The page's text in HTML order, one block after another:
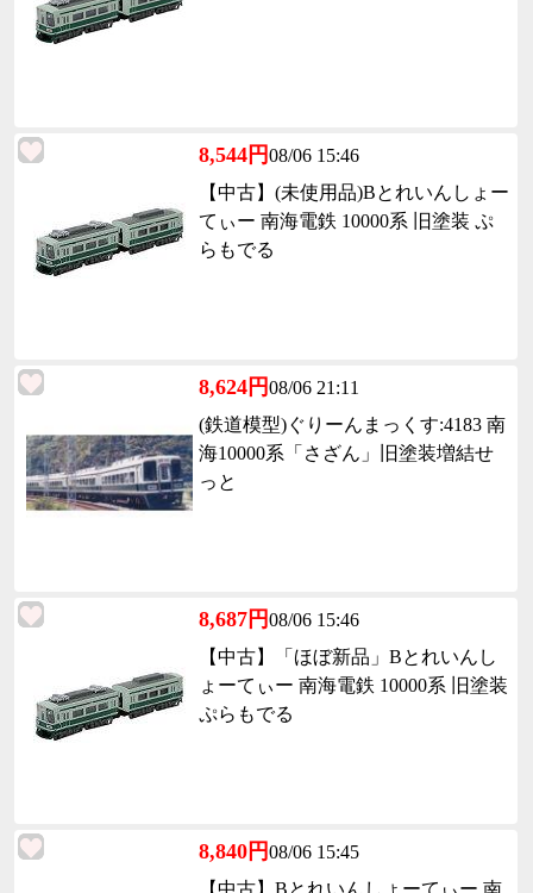
8,544円08/06 15:46
【中古】(未使用品)Bとれいんしょー
てぃー 南海電鉄 10000系 旧塗装 ぷ
らもでる
8,624円08/06 21:11
(鉄道模型)ぐりーんまっくす:4183 南
海10000系「さざん」旧塗装増結せ
っと
8,687円08/06 15:46
【中古】「ほぼ新品」Bとれいんし
ょーてぃー 南海電鉄 10000系 旧塗装
ぷらもでる
8,840円08/06 15:45
【中古】Bとれいんしょーてぃー 南